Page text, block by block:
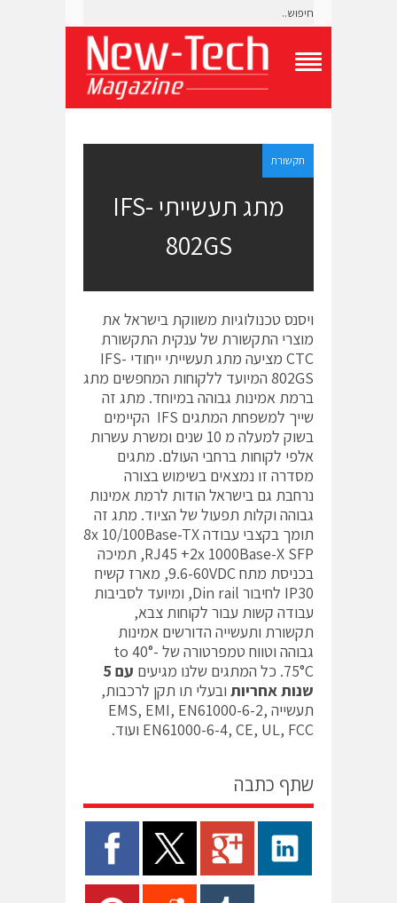
g
l
e
N
n
M
e
n
u
תקשורת
מתג תעשייתי IFS-
802GS
ויסנס טכנולוגיות משווקת בישראל את
מוצרי התקשורת של ענקית התקשורת
CTC מציעה מתג תעשייתי ייחודי IFS-
802GS המיועד ללקוחות המחפשים מתג
ברמת אמינות גבוהה במיוחד. מתג זה
שייך למשפחת המתגים IFS הקיימים
בשוק למעלה מ 10 שנים ומשרת עשרות
אלפי לקוחות ברחבי העולם. מתגים
מסדרה זו נמצאים בשימוש בצורה
נרחבת גם בישראל הודות לרמת אמינות
גבוהה וקלות תפעול של הציוד. מתג זה
תומך בקצבי עבודה 8x 10/100Base-TX
RJ45 +2x 1000Base-X SFP, תמיכה
בכניסת מתח 9.6-60VDC, מארז קשיח
IP30 לחיבור Din rail, ומיועד לסביבות
עבודה קשות עבור לקוחות צבא,
תקשורת ותעשייה הדורשים אמינות
גבוהה וטווח טמפרטורה של -40° to
75°C. כל המתגים שלנו מגיעים
עם 5
שנות אחריות ובעלי תו תקן לרכבות,
תעשייה EMS, EMI, EN61000-6-2,
EN61000-6-4, CE, UL, FCC ועוד.
שתף כתבה